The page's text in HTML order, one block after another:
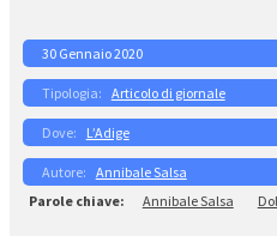
30 Gennaio 2020
Articolo di giornale
L’Adige
Annibale Salsa
Annibale Salsa